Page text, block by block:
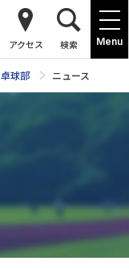
Menu
アクセス 検索
卓球部 ニュース